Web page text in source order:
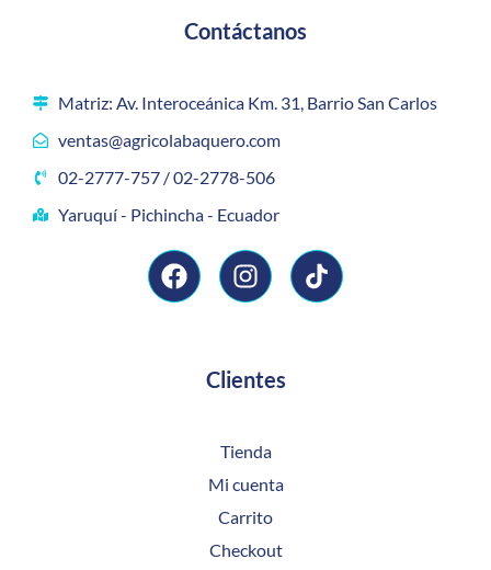
Contáctanos
Matriz: Av. Interoceánica Km. 31, Barrio San Carlos
ventas@agricolabaquero.com
02-2777-757 / 02-2778-506
Yaruquí - Pichincha - Ecuador
Clientes
Tienda
Mi cuenta
Carrito
Checkout